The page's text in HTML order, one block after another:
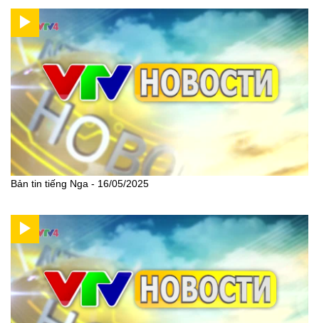
Bản tin tiếng Nga - 16/05/2025